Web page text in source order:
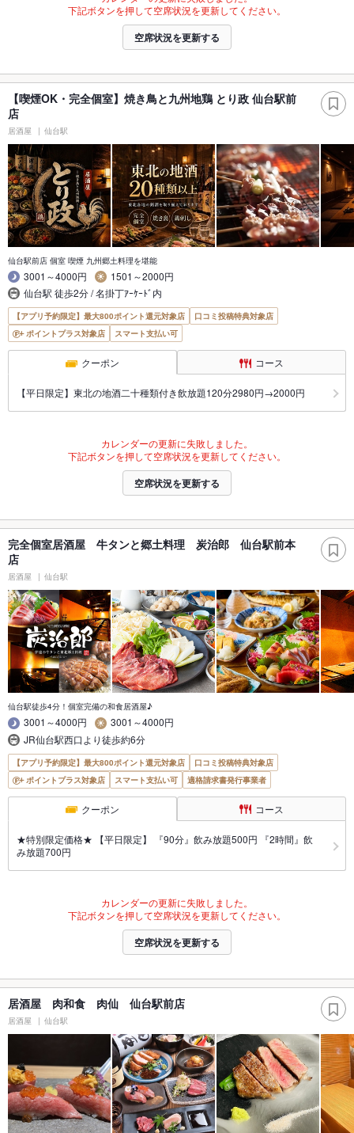
下記ボタンを押して空席状況を更新してください。
空席状況を更新する
【喫煙OK・完全個室】焼き鳥と九州地鶏 とり政 仙台駅前
店
居酒屋 仙台駅
仙台駅前店 個室 喫煙 九州郷土料理を堪能
3001～4000円
1501～2000円
仙台駅 徒歩2分 / 名掛丁ｱｰｹｰﾄﾞ内
【アプリ予約限定】最大800ポイント還元対象店
口コミ投稿特典対象店
ポイントプラス対象店
スマート支払い可
クーポン コース
【平日限定】東北の地酒二十種類付き飲放題120分2980円→2000円
カレンダーの更新に失敗しました。
下記ボタンを押して空席状況を更新してください。
空席状況を更新する
完全個室居酒屋 牛タンと郷土料理 炭治郎 仙台駅前本
店
居酒屋 仙台駅
仙台駅徒歩4分！個室完備の和食居酒屋♪
3001～4000円
3001～4000円
JR仙台駅西口より徒歩約6分
【アプリ予約限定】最大800ポイント還元対象店
口コミ投稿特典対象店
ポイントプラス対象店
スマート支払い可 適格請求書発行事業者
クーポン コース
★特別限定価格★ 【平日限定】 『90分』飲み放題500円 『2時間』飲
み放題700円
カレンダーの更新に失敗しました。
下記ボタンを押して空席状況を更新してください。
空席状況を更新する
居酒屋 肉和食 肉仙 仙台駅前店
居酒屋 仙台駅